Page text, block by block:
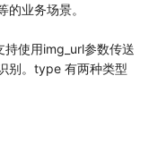
业务场景。
使用img_url参数传送
别。type 有两种类型